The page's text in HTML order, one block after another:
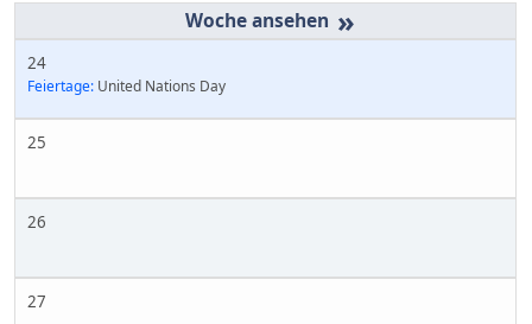
»
24
Feiertage: United Nations Day
25
26
27